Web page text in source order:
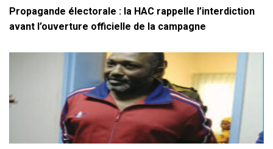
Propagande électorale : la HAC rappelle l’interdiction
avant l’ouverture officielle de la campagne